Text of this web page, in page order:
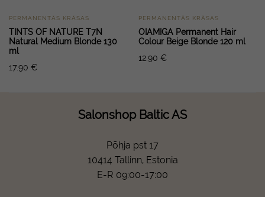
PERMANENTĀS KRĀSAS
TINTS OF NATURE T7N
Natural Medium Blonde 130
ml
17.90 €
PERMANENTĀS KRĀSAS
OIAMIGA Permanent Hair
Colour Beige Blonde 120 ml
12.90 €
Salonshop Baltic AS
Põhja pst 17
10414 Tallinn, Estonia
E-R 09:00-17:00